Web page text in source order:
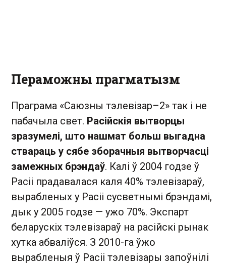
Пераможны прагматызм
Праграма «Саюзны тэлевізар–2» так і не
пабачыла свет. Расійскія вытворцы
зразумелі, што нашмат больш выгадна
ствараць у сябе зборачныя вытворчасці
замежных брэндаў. Калі ў 2004 годзе ў
Расіі прадавалася каля 40% тэлевізараў,
вырабленых у Расіі сусветнымі брэндамі,
дык у 2005 годзе — ужо 70%. Экспарт
беларускіх тэлевізараў на расійскі рынак
хутка абваліўся. З 2010-га ўжо
вырабленыя ў Расіі тэлевізары запоўнілі